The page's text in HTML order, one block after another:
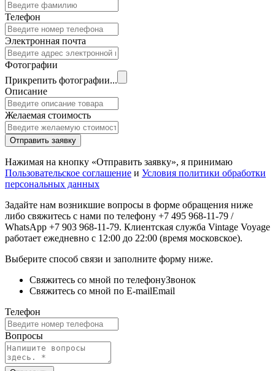
Телефон
Электронная почта
Фотографии
Прикрепить фотографии...
Описание
Желаемая стоимость
Отправить заявку
Нажимая на кнопку «Отправить заявку», я принимаю
Пользовательское соглашение и Условия политики обработки
персональных данных
Задайте нам возникшие вопросы в форме обращения ниже
либо свяжитесь с нами по телефону +7 495 968-11-79 /
WhatsApp +7 903 968-11-79. Клиентская служба Vintage Voyage
работает ежедневно с 12:00 до 22:00 (время московское).
Выберите способ связи и заполните форму ниже.
Свяжитесь со мной по телефонуЗвонок
Свяжитесь со мной по E-mailEmail
Телефон
Вопросы